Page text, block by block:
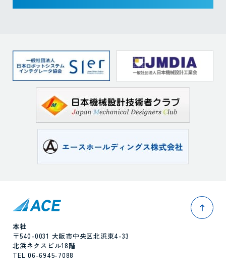
本社
〒540-0031 大阪市中央区北浜東4-33
北浜ネクスビル18階
TEL 06-6945-7088